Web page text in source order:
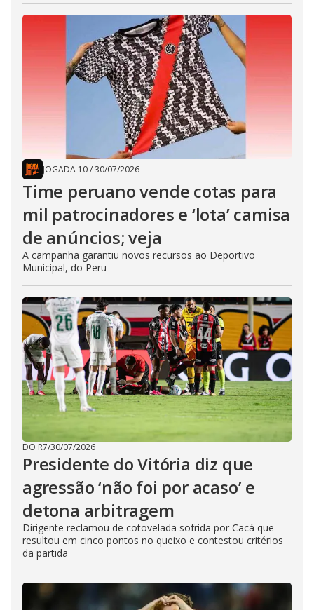
JOGADA 10/30/07/2026
Time peruano vende cotas para
mil patrocinadores e ‘lota’ camisa
de anúncios; veja
A campanha garantiu novos recursos ao Deportivo
Municipal, do Peru
DO R7/30/07/2026
Presidente do Vitória diz que
agressão ‘não foi por acaso’ e
detona arbitragem
Dirigente reclamou de cotovelada sofrida por Cacá que
resultou em cinco pontos no queixo e contestou critérios
da partida